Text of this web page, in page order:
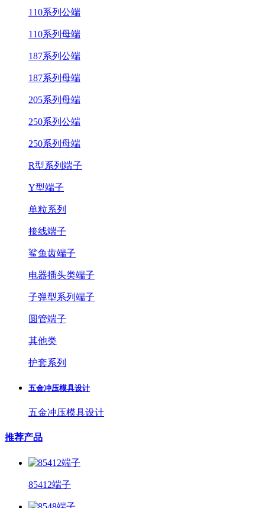
110系列公端
110系列母端
187系列公端
187系列母端
205系列母端
250系列公端
250系列母端
R型系列端子
Y型端子
单粒系列
接线端子
鲨鱼齿端子
电器插头类端子
子弹型系列端子
圆管端子
其他类
护套系列
五金冲压模具设计
五金冲压模具设计
推荐产品
85412端子